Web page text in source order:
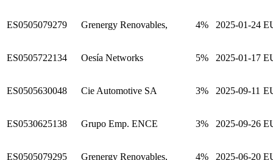
ES0505079279 Grenergy Renovables, 4% 2025-01-24
ES0505722134 Oesía Networks 5% 2025-01-17
ES0505630048 Cie Automotive SA 3% 2025-09-11
ES0530625138 Grupo Emp. ENCE 3% 2025-09-26
ES0505079295 Grenergy Renovables, 4% 2025-06-20